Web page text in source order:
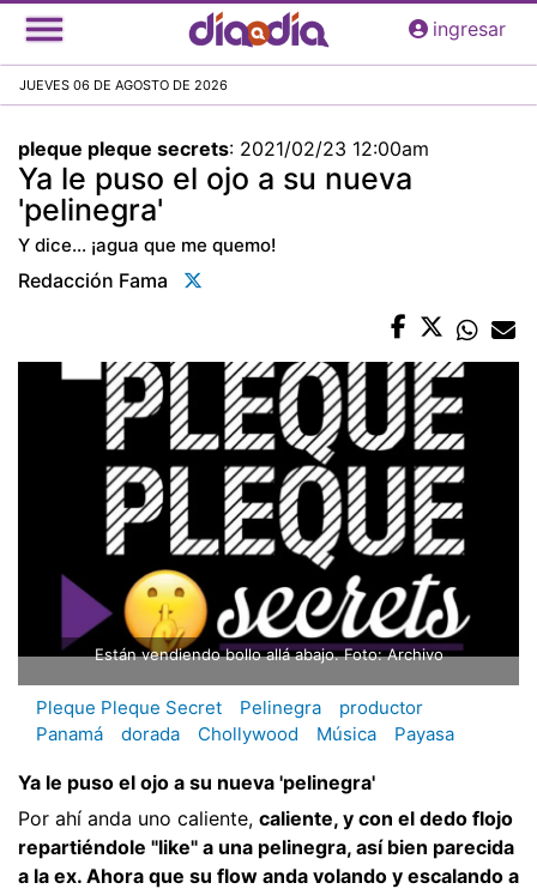
Pasar
al
principal
ingresar
JUEVES 06 DE AGOSTO DE 2026
pleque pleque secrets: 2021/02/23 12:00am
Ya le puso el ojo a su nueva
'pelinegra'
Y dice... ¡agua que me quemo!
Redacción Fama
Están vendiendo bollo allá abajo. Foto: Archivo
Pleque Pleque Secret Pelinegra
productor
Panamá
dorada Chollywood Música Payasa
Ya le puso el ojo a su nueva 'pelinegra'
Por ahí anda uno caliente, caliente, y con el dedo flojo
repartiéndole "like" a una pelinegra, así bien parecida
a la ex. Ahora que su flow anda volando y escalando a